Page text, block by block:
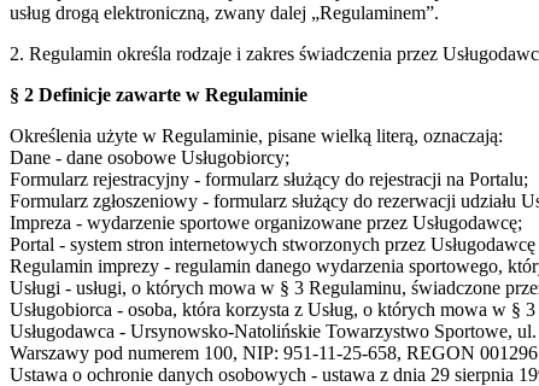
usług drogą elektroniczną, zwany dalej „Regulaminem”.
2. Regulamin określa rodzaje i zakres świadczenia przez
§ 2 Definicje zawarte w Regulaminie
Określenia użyte w Regulaminie, pisane wielką literą, oznaczają:
Dane - dane osobowe Usługobiorcy;
Formularz rejestracyjny - formularz służący do rejestracji na Portalu;
Formularz zgłoszeniowy - formularz służący do rezerwacji udziału
Impreza - wydarzenie sportowe organizowane przez Usługodawcę;
Portal - system stron internetowych stworzonych przez
Regulamin imprezy - regulamin danego wydarzenia sportowego,
Usługi - usługi, o których mowa w § 3 Regulaminu, świadczone
Usługobiorca - osoba, która korzysta z Usług, o których mowa w §
Usługodawca - Ursynowsko-Natolińskie Towarzystwo Sportowe,
Warszawy pod numerem 100, NIP: 951-11-25-658, REGON
Ustawa o ochronie danych osobowych - ustawa z dnia 29 sierpnia